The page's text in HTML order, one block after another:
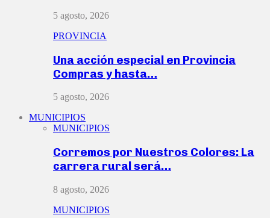
5 agosto, 2026
PROVINCIA
Una acción especial en Provincia
Compras y hasta…
5 agosto, 2026
MUNICIPIOS
MUNICIPIOS
Corremos por Nuestros Colores: La
carrera rural será…
8 agosto, 2026
MUNICIPIOS